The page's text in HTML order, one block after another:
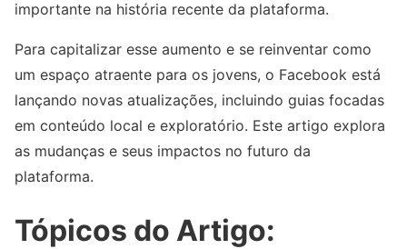
importante na história recente da plataforma.
Para capitalizar esse aumento e se reinventar como
um espaço atraente para os jovens, o Facebook está
lançando novas atualizações, incluindo guias focadas
em conteúdo local e exploratório. Este artigo explora
as mudanças e seus impactos no futuro da
plataforma.
Tópicos do Artigo: